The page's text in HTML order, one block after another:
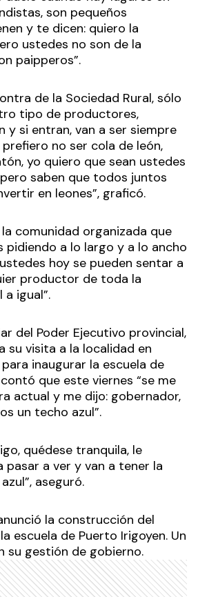
son pequeños
y te dicen: quiero la
ustedes no son de la
paipperos”.
de la Sociedad Rural, sólo
tipo de productores,
y si entran, van a ser siempre
no ser cola de león,
yo quiero que sean ustedes
saben que todos juntos
en leones”, graficó.
la comunidad organizada que
pidiendo a lo largo y a lo ancho
hoy se pueden sentar a
productor de toda la
igual”.
del Poder Ejecutivo provincial,
su visita a la localidad en
inaugurar la escuela de
que este viernes “se me
actual y me dijo: gobernador,
un techo azul”.
quédese tranquila, le
pasar a ver y van a tener la
aseguró.
la construcción del
escuela de Puerto Irigoyen. Un
su gestión de gobierno.